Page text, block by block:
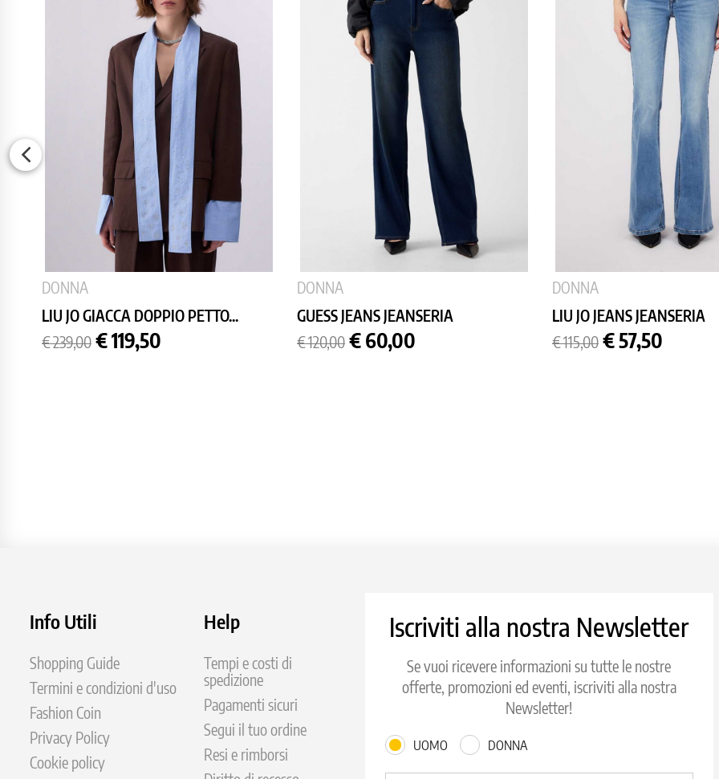
DONNA
LIU JO GIACCA DOPPIO PETTO...
Prezzo
base
€ 239,00 Prezzo
€ 119,50
DONNA
GUESS JEANS JEANSERIA
Prezzo
base
€ 120,00 Prezzo
€ 60,00
DONNA
LIU JO JEANS JEANSERIA
Prezzo
base
€ 115,00 Prezzo
€ 57,50
Info Utili
Shopping Guide
Termini e condizioni d'uso
Fashion Coin
Privacy Policy
Cookie policy
Help
Tempi e costi di
spedizione
Pagamenti sicuri
Segui il tuo ordine
Resi e rimborsi
Iscriviti alla nostra Newsletter
Se vuoi ricevere informazioni su tutte le nostre
offerte, promozioni ed eventi, iscriviti alla nostra
Newsletter!
UOMO DONNA